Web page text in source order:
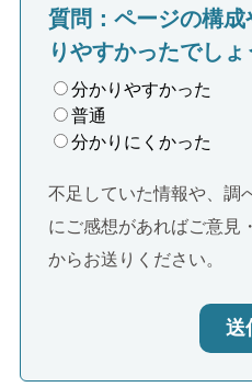
質問：ページの構
りやすかったでしょ
分かりやすかった
普通
分かりにくかった
不足していた情報や、調
にご感想があればご意見
からお送りください。
送